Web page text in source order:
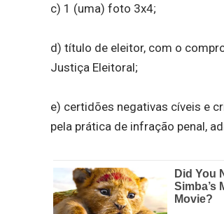
c) 1 (uma) foto 3x4;
d) título de eleitor, com o
Justiça Eleitoral;
e) certidões negativas cíveis e
pela prática de infração penal,